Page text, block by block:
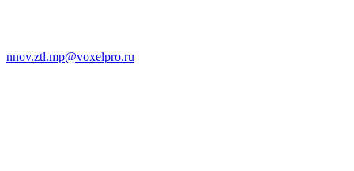
nnov.ztl.mp@voxelpro.ru